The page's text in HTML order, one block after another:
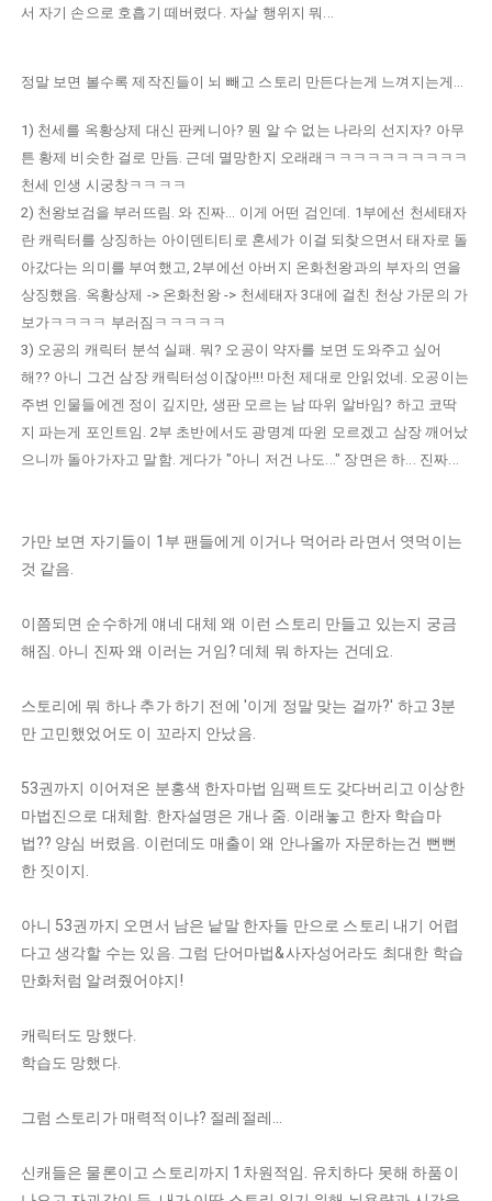
서 자기 손으로 호흡기 떼버렸다. 자살 행위지 뭐...
정말 보면 볼수록 제작진들이 뇌 빼고 스토리 만든다는게 느껴지는게...
1) 천세를 옥황상제 대신 판케니아? 뭔 알 수 없는 나라의 선지자? 아무
튼 황제 비슷한 걸로 만듬. 근데 멸망한지 오래래ㅋㅋㅋㅋㅋㅋㅋㅋㅋㅋ
천세 인생 시궁창ㅋㅋㅋㅋ
2) 천왕보검을 부러뜨림. 와 진짜... 이게 어떤 검인데. 1부에선 천세태자
란 캐릭터를 상징하는 아이덴티티로 혼세가 이걸 되찾으면서 태자로 돌
아갔다는 의미를 부여했고, 2부에선 아버지 온화천왕과의 부자의 연을
상징했음. 옥황상제 -> 온화천왕 -> 천세태자 3대에 걸친 천상 가문의 가
보가ㅋㅋㅋㅋ 부러짐ㅋㅋㅋㅋㅋ
3) 오공의 캐릭터 분석 실패. 뭐? 오공이 약자를 보면 도와주고 싶어
해?? 아니 그건 삼장 캐릭터성이잖아!!! 마천 제대로 안읽었네. 오공이는
주변 인물들에겐 정이 깊지만, 생판 모르는 남 따위 알바임? 하고 코딱
지 파는게 포인트임. 2부 초반에서도 광명계 따윈 모르겠고 삼장 깨어났
으니까 돌아가자고 말함. 게다가 "아니 저건 나도..." 장면은 하... 진짜...
가만 보면 자기들이 1부 팬들에게 이거나 먹어라 라면서 엿먹이는
것 같음.
이쯤되면 순수하게 얘네 대체 왜 이런 스토리 만들고 있는지 궁금
해짐. 아니 진짜 왜 이러는 거임? 데체 뭐 하자는 건데요.
스토리에 뭐 하나 추가 하기 전에 '이게 정말 맞는 걸까?' 하고 3분
만 고민했었어도 이 꼬라지 안났음.
53권까지 이어져온 분홍색 한자마법 임팩트도 갖다버리고 이상한
마법진으로 대체함. 한자설명은 개나 줌. 이래놓고 한자 학습마
법?? 양심 버렸음. 이런데도 매출이 왜 안나올까 자문하는건 뻔뻔
한 짓이지.
아니 53권까지 오면서 남은 낱말 한자들 만으로 스토리 내기 어렵
다고 생각할 수는 있음. 그럼 단어마법&사자성어라도 최대한 학습
만화처럼 알려줬어야지!
캐릭터도 망했다.
학습도 망했다.
그럼 스토리가 매력적이냐? 절레절레...
신캐들은 물론이고 스토리까지 1차원적임. 유치하다 못해 하품이